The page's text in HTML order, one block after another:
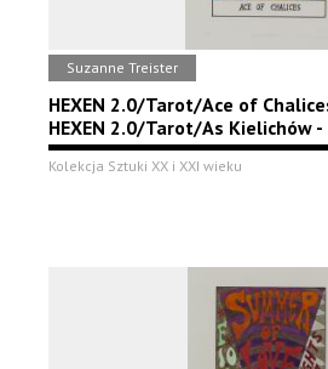
Suzanne Treister
HEXEN 2.0/Tarot/Ace of
HEXEN 2.0/Tarot/As Kielichów
Kolekcja Sztuki XX i XXI wieku